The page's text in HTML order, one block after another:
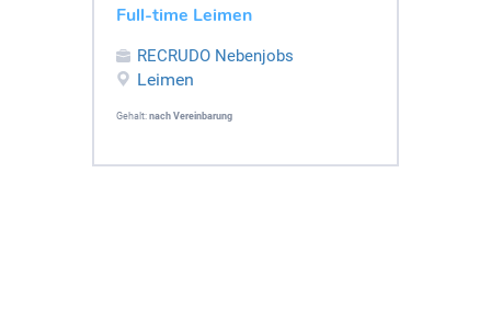
Full-time Leimen
RECRUDO Nebenjobs
Leimen
Gehalt: nach Vereinbarung